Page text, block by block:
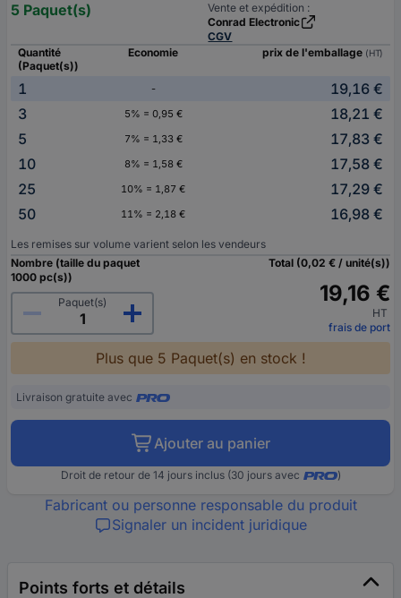
5 Paquet(s)
Vente et expédition :
Conrad Electronic
CGV
Quantité
(Paquet(s))
Economie prix de l'emballage (HT)
1 -
19,16 €
3
5% = 0,95 €
18,21 €
5
7% = 1,33 €
17,83 €
10
8% = 1,58 €
17,58 €
25
10% = 1,87 €
17,29 €
50
11% = 2,18 € 16,98 €
Les remises sur volume varient selon les vendeurs
Nombre (taille du paquet
1000 pc(s))
Paquet(s)
Total (0,02 € / unité(s))
19,16 €
HT
frais de port
Plus que 5 Paquet(s) en stock !
Livraison gratuite avec
Ajouter au panier
Droit de retour de 14 jours inclus (30 jours avec )
Fabricant ou personne responsable du produit
Signaler un incident juridique
Points forts et détails